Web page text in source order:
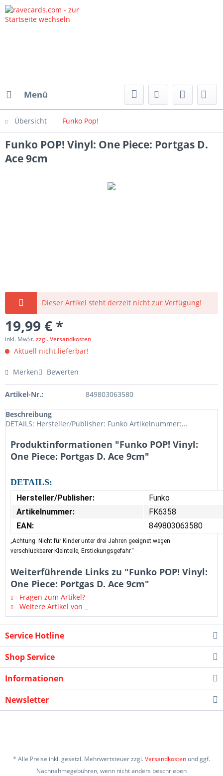
Menü
Übersicht Funko Pop!
Funko POP! Vinyl: One Piece: Portgas D.
Ace 9cm
Dieser Artikel steht derzeit nicht zur Verfügung!
19,99 € *
inkl. MwSt.zzgl. Versandkosten
Aktuell nicht lieferbar!
Merken Bewerten
Artikel-Nr.: 849803063580
Beschreibung
DETAILS: Hersteller/Publisher: Funko Artikelnummer:...
Produktinformationen "Funko POP! Vinyl:
One Piece: Portgas D. Ace 9cm"
DETAILS:
Hersteller/Publisher:
Funko
Artikelnummer:
FK6358
EAN:
849803063580
„Achtung: Nicht für Kinder unter drei Jahren geeignet wegen
verschluckbarer Kleinteile, Erstickungsgefahr.“
Weiterführende Links zu "Funko POP! Vinyl:
One Piece: Portgas D. Ace 9cm"
Fragen zum Artikel?
Weitere Artikel von _
Service Hotline
Shop Service
Informationen
Newsletter
* Alle Preise inkl. gesetzl. Mehrwertsteuer zzgl.Versandkosten und ggf.
Nachnahmegebühren, wenn nicht anders beschrieben